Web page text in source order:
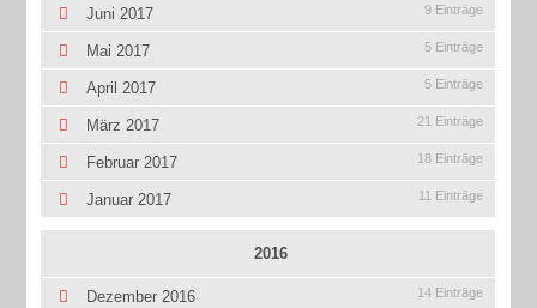
Juni 2017 9 Einträge
Mai 2017 5 Einträge
April 2017 5 Einträge
März 2017 21 Einträge
Februar 2017 18 Einträge
Januar 2017 11 Einträge
2016
Dezember 2016 14 Einträge